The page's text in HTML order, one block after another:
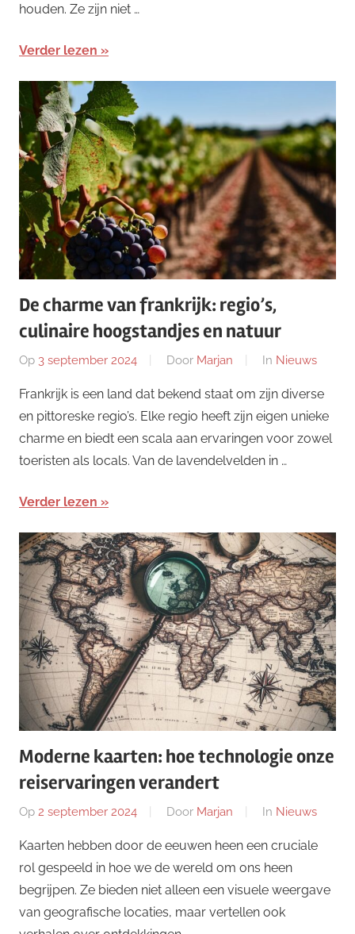
houden. Ze zijn niet …
Verder lezen
De charme van frankrijk: regio’s,
culinaire hoogstandjes en natuur
Op 3 september 2024 Door Marjan In Nieuws
Frankrijk is een land dat bekend staat om zijn diverse
en pittoreske regio’s. Elke regio heeft zijn eigen unieke
charme en biedt een scala aan ervaringen voor zowel
toeristen als locals. Van de lavendelvelden in …
Verder lezen
Moderne kaarten: hoe technologie onze
reiservaringen verandert
Op 2 september 2024 Door Marjan In Nieuws
Kaarten hebben door de eeuwen heen een cruciale
rol gespeeld in hoe we de wereld om ons heen
begrijpen. Ze bieden niet alleen een visuele weergave
van geografische locaties, maar vertellen ook